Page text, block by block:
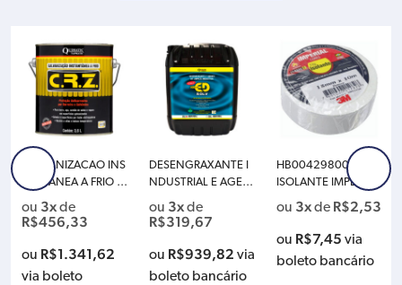
GALVANIZACAO INS
TANTANEA A FRIO C
RZ LATA 3.6L QUIMA
TIC TAPMATIC DB3
ou 3xde
R$456,33
ou R$1.341,62
via boleto
DESENGRAXANTE I
NDUSTRIAL E AGEN
TE DE LIMPEZA QUI
MATIC TAPMATIC ED
SOLV – 20L DS3
ou 3xde
R$319,67
ou R$939,82 via
boleto bancário
HB004298004 FITA
ISOLANTE IMPERIAL
BRANCA 18MMX10
ou 3xde R$2,53
ou R$7,45 via
boleto bancário